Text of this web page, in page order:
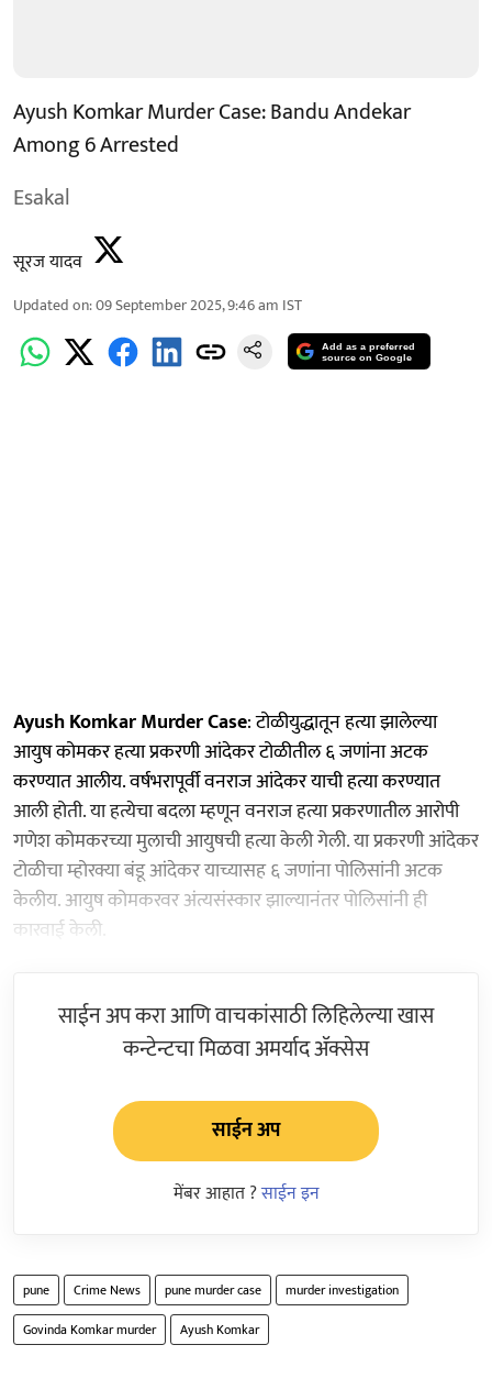
Ayush Komkar Murder Case: Bandu Andekar
Among 6 Arrested
Esakal
सूरज यादव
Updated on:09 September 2025, 9:46 am IST
Add as a preferred
source on Google
Ayush Komkar Murder Case: टोळीयुद्धातून हत्या झालेल्या
आयुष कोमकर हत्या प्रकरणी आंदेकर टोळीतील ६ जणांना अटक
करण्यात आलीय. वर्षभरापूर्वी वनराज आंदेकर याची हत्या करण्यात
आली होती. या हत्येचा बदला म्हणून वनराज हत्या प्रकरणातील आरोपी
गणेश कोमकरच्या मुलाची आयुषची हत्या केली गेली. या प्रकरणी आंदेकर
टोळीचा म्होरक्या बंडू आंदेकर याच्यासह ६ जणांना पोलिसांनी अटक
केलीय. आयुष कोमकरवर अंत्यसंस्कार झाल्यानंतर पोलिसांनी ही
कारवाई केली.
साईन अप करा आणि वाचकांसाठी लिहिलेल्या खास
कन्टेन्टचा मिळवा अमर्याद ॲक्सेस
साईन अप
मेंबर आहात ?साईन इन
pune Crime News pune murder case
murder investigation
Govinda Komkar murder
Ayush Komkar